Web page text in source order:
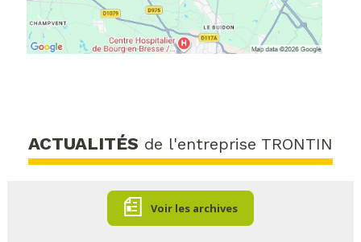
ACTUALITÉS de l'entreprise TRONTIN
Voir les archives